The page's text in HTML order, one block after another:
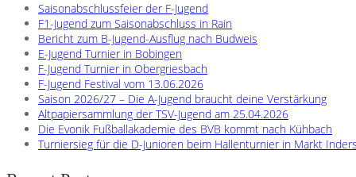
Saisonabschlussfeier der F-Jugend
F1-Jugend zum Saisonabschluss in Rain
Bericht zum B-Jugend-Ausflug nach Budweis
E-Jugend Turnier in Bobingen
F-Jugend Turnier in Obergriesbach
F-Jugend Festival vom 13.06.2026
Saison 2026/27 – Die A-Jugend braucht deine Verstärkung
Altpapiersammlung der TSV-Jugend am 25.04.2026
Die Evonik Fußballakademie des BVB kommt nach Kühbach
Turniersieg für die D-Junioren beim Hallenturnier in Markt